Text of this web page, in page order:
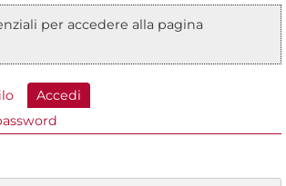
di stato
per accedere alla pagina
Accedi